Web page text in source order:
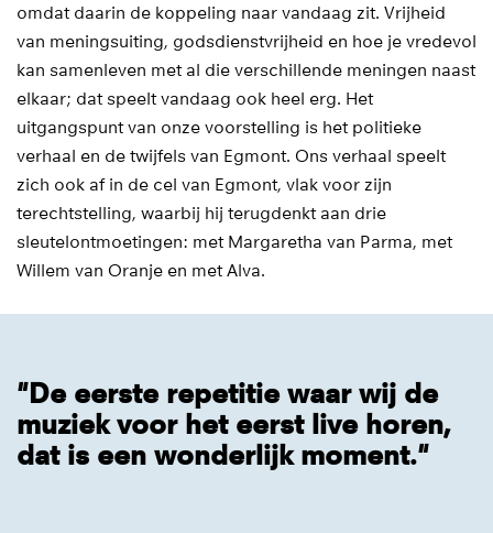
omdat daarin de koppeling naar vandaag zit. Vrijheid
van meningsuiting, godsdienstvrijheid en hoe je vredevol
kan samenleven met al die verschillende meningen naast
elkaar; dat speelt vandaag ook heel erg. Het
uitgangspunt van onze voorstelling is het politieke
verhaal en de twijfels van Egmont. Ons verhaal speelt
zich ook af in de cel van Egmont, vlak voor zijn
terechtstelling, waarbij hij terugdenkt aan drie
sleutelontmoetingen: met Margaretha van Parma, met
Willem van Oranje en met Alva.
"De eerste repetitie waar wij de
muziek voor het eerst live horen,
dat is een wonderlijk moment."